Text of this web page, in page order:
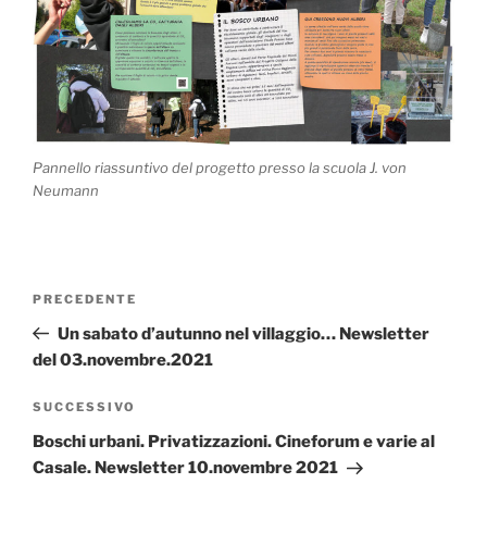
Pannello riassuntivo del progetto presso la scuola J. von
Neumann
Articolo
precedente:
PRECEDENTE
Un sabato d’autunno nel villaggio… Newsletter
del 03.novembre.2021
Articolo
successivo
SUCCESSIVO
Boschi urbani. Privatizzazioni. Cineforum e varie al
Casale. Newsletter 10.novembre 2021